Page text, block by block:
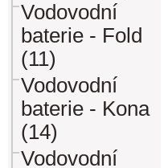
Vodovodní
baterie - Fold
(11)
Vodovodní
baterie - Kona
(14)
Vodovodní